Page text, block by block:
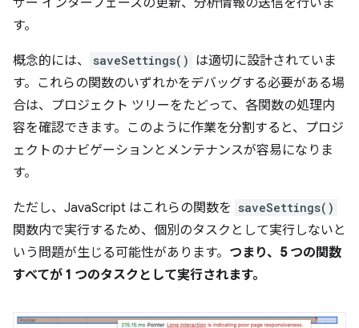
ザー インターフェースの更新、分析情報の送信を行いま
す。
概念的には、 saveSettings() は適切に設計されていま
す。これらの関数のいずれかをデバッグする必要がある場
合は、プロジェクト ツリーをたどって、各関数の処理内
容を確認できます。このように作業を分割すると、プロジ
ェクトのナビゲーションとメンテナンスが容易になりま
す。
ただし、JavaScript はこれらの関数を saveSettings()
関数内で実行するため、個別のタスクとして実行しないと
いう問題が生じる可能性があります。 つまり、5 つの関数
すべてが 1 つのタスクとして実行されます。